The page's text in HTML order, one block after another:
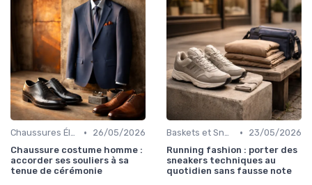
Chaussures Élégantes et de Cérémonie •
26/05/2026
Chaussure costume homme :
accorder ses souliers à sa
tenue de cérémonie
Baskets et Sneakers •
23/05/2026
Running fashion : porter des
sneakers techniques au
quotidien sans fausse note